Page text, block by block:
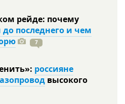
рейде: почему
до последнего и чем
7
россияне
высокого